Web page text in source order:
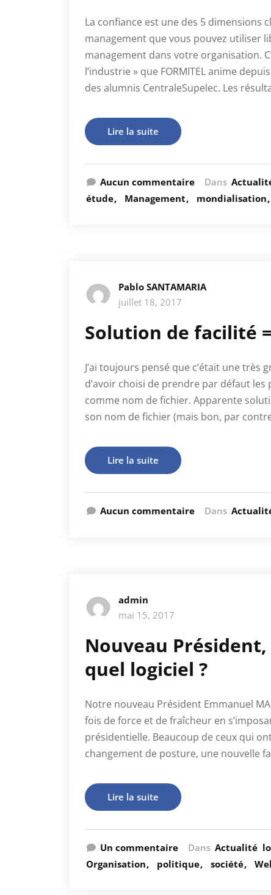
La confiance est une des 5 dimensions
management que vous pouvez utiliser
management dans votre organisation.
l’industrie » que FORMITEL anime
des alumnis CentraleSupelec. Les
Lire la suite
Aucun commentaire Dans
étude
Management mondialisation
Pablo SANTAMARIA
juillet 18, 2017
Solution de facilité
J’ai toujours pensé que c’était une
d’avoir choisi de prendre par défaut
comme nom de fichier. Apparente
son nom de fichier (mais bon, par
Lire la suite
Aucun commentaire Dans
admin
mai 15, 2017
Nouveau
quel logiciel ?
Notre nouveau Président Emmanuel
fois de force et de fraîcheur en
présidentielle. Beaucoup de ceux qui
changement de posture, une nouvelle
Lire la suite
Un commentaire Dans Actualité
Organisation
politique société